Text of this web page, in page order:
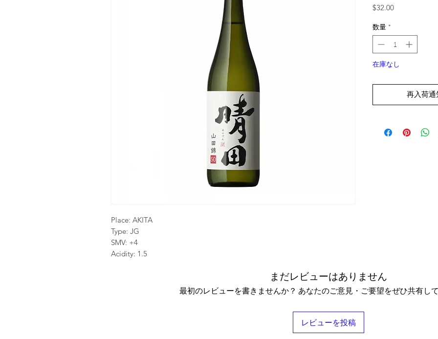
Place: AKITA
Type: JG
SMV: +4
Acidity: 1.5
$32.00価格
数量 *
在庫なし
再入荷通
まだレビューはありません
最初のレビューを書きませんか？ あなたのご意見・ご要望をぜひ共有して
レビューを投稿